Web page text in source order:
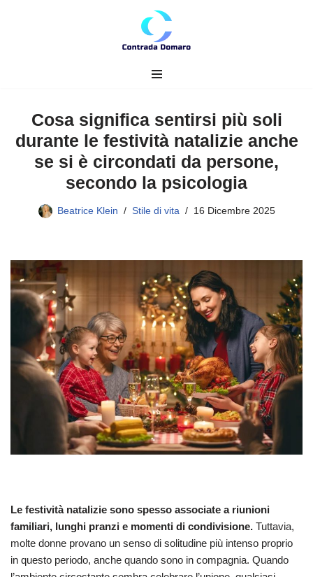
Cosa significa sentirsi più soli
durante le festività natalizie anche
se si è circondati da persone,
secondo la psicologia
Beatrice Klein Stile di vita 16 Dicembre 2025
Le festività natalizie sono spesso associate a riunioni
familiari, lunghi pranzi e momenti di condivisione. Tuttavia,
molte donne provano un senso di solitudine più intenso proprio
in questo periodo, anche quando sono in compagnia. Quando